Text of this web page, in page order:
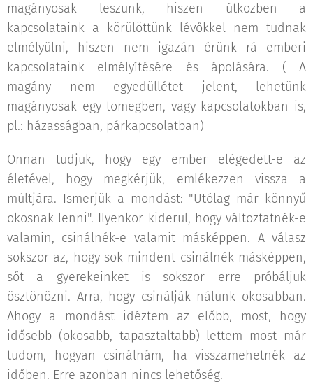
magányosak leszünk, hiszen útközben a
kapcsolataink a körülöttünk lévőkkel nem tudnak
elmélyülni, hiszen nem igazán érünk rá emberi
kapcsolataink elmélyítésére és ápolására. ( A
magány nem egyedüllétet jelent, lehetünk
magányosak egy tömegben, vagy kapcsolatokban is,
pl.: házasságban, párkapcsolatban)
Onnan tudjuk, hogy egy ember elégedett-e az
életével, hogy megkérjük, emlékezzen vissza a
múltjára. Ismerjük a mondást: "Utólag már könnyű
okosnak lenni". Ilyenkor kiderül, hogy változtatnék-e
valamin, csinálnék-e valamit másképpen. A válasz
sokszor az, hogy sok mindent csinálnék másképpen,
sőt a gyerekeinket is sokszor erre próbáljuk
ösztönözni. Arra, hogy csinálják nálunk okosabban.
Ahogy a mondást idéztem az előbb, most, hogy
idősebb (okosabb, tapasztaltabb) lettem most már
tudom, hogyan csinálnám, ha visszamehetnék az
időben. Erre azonban nincs lehetőség.